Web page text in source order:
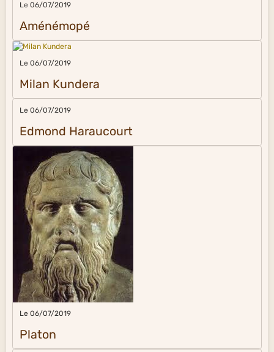
Le 06/07/2019
Aménémopé
Le 06/07/2019
Milan Kundera
Le 06/07/2019
Edmond Haraucourt
Le 06/07/2019
Platon